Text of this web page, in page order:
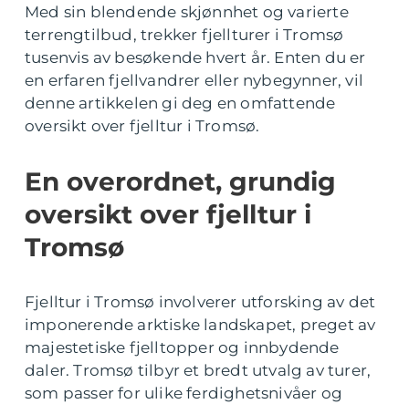
Med sin blendende skjønnhet og varierte
terrengtilbud, trekker fjellturer i Tromsø
tusenvis av besøkende hvert år. Enten du er
en erfaren fjellvandrer eller nybegynner, vil
denne artikkelen gi deg en omfattende
oversikt over fjelltur i Tromsø.
En overordnet, grundig
oversikt over fjelltur i
Tromsø
Fjelltur i Tromsø involverer utforsking av det
imponerende arktiske landskapet, preget av
majestetiske fjelltopper og innbydende
daler. Tromsø tilbyr et bredt utvalg av turer,
som passer for ulike ferdighetsnivåer og